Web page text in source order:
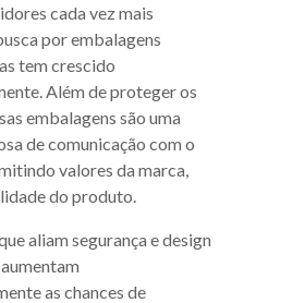
cada vez mais
por embalagens
tem crescido
Além de proteger os
embalagens são uma
de comunicação com o
valores da marca,
do produto.
aliam segurança e design
as chances de